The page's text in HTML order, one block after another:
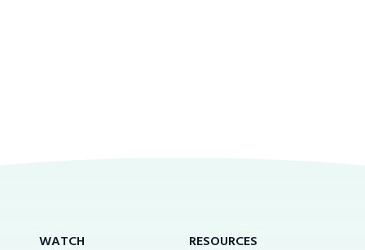
WATCH
RESOURCES